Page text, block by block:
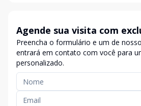
Agende sua visita com
Preencha o formulário e um de
entrará em contato com você para
personalizado.